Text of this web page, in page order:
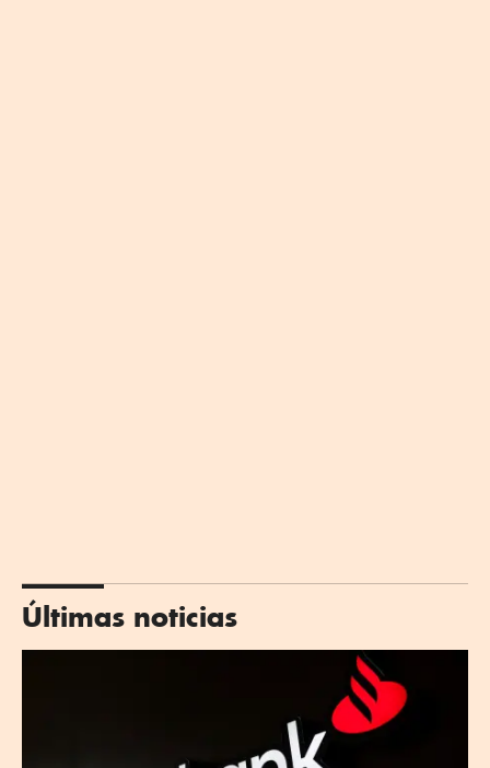
Últimas noticias